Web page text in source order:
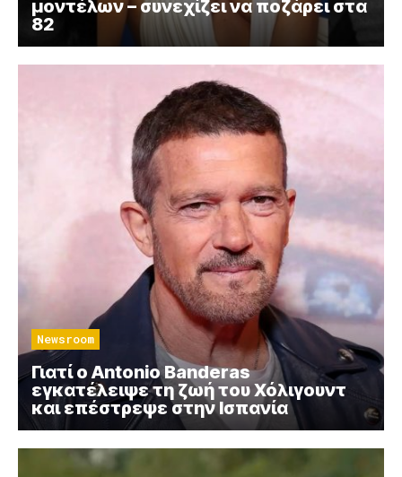
μοντέλων – συνεχίζει να ποζάρει στα
82
Newsroom
Γιατί ο Antonio Banderas
εγκατέλειψε τη ζωή του Χόλιγουντ
και επέστρεψε στην Ισπανία